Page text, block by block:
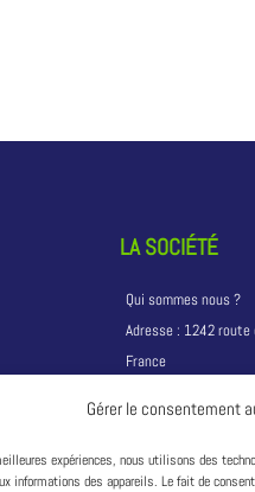
Gérer le consentement
expériences, nous utilisons des
informations des appareils. Le fait de
LA SOCIÉTÉ
Qui sommes nous ?
Adresse : 1242 route
France
Siret :
TVA :